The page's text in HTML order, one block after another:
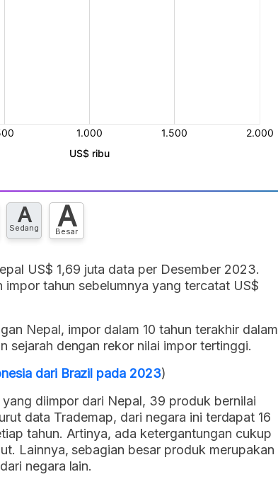
A
Sedang A
Besar
US$ 1,69 juta data per Desember 2023.
tahun sebelumnya yang tercatat US$
Nepal, impor dalam 10 tahun terakhir dalam
sejarah dengan rekor nilai impor tertinggi.
dari Brazil pada 2023)
diimpor dari Nepal, 39 produk bernilai
data Trademap, dari negara ini terdapat 16
tahun. Artinya, ada ketergantungan cukup
Lainnya, sebagian besar produk merupakan
negara lain.